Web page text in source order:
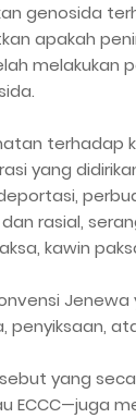
genosida
apakah
melakukan
terhadap
yang
rasial,
kawin
penyiksaan,
yang
ECCC—juga